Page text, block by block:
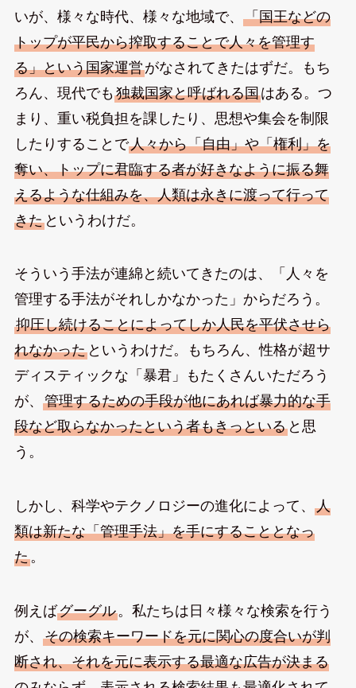
いが、様々な時代、様々な地域で、 「国王などの
トップが平民から搾取することで人々を管理す
る」という国家運営がなされてきたはずだ。もち
ろん、現代でも独裁国家と呼ばれる国はある。つ
まり、重い税負担を課したり、思想や集会を制限
したりすることで人々から「自由」や「権利」を
奪い、トップに君臨する者が好きなように振る舞
えるような仕組みを、人類は永きに渡って行って
きたというわけだ。
そういう手法が連綿と続いてきたのは、「人々を
管理する手法がそれしかなかった」からだろう。
抑圧し続けることによってしか人民を平伏させら
れなかったというわけだ。もちろん、性格が超サ
ディスティックな「暴君」もたくさんいただろう
が、 管理するための手段が他にあれば暴力的な手
段など取らなかったという者もきっといると思
う。
しかし、科学やテクノロジーの進化によって、 人
類は新たな「管理手法」を手にすることとなっ
た。
例えばグーグル。私たちは日々様々な検索を行う
が、 その検索キーワードを元に関心の度合いが判
断され、それを元に表示する最適な広告が決まる